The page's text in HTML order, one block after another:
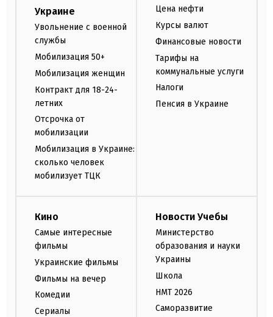
Украине
Увольнение с военной
службы
Мобилизация 50+
Мобилизация женщин
Контракт для 18-24-
летних
Отсрочка от
мобилизации
Мобилизация в Украине:
сколько человек
мобилизует ТЦК
Цена нефти
Курсы валют
Финансовые новости
Тарифы на
коммунальные услуги
Налоги
Пенсия в Украине
Кино
Самые интересные
фильмы
Украинские фильмы
Фильмы на вечер
Комедии
Сериалы
Новости Учебы
Министерство
образования и науки
Украины
Школа
НМТ 2026
Саморазвитие